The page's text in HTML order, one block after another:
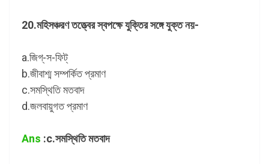
20.মহিসঞ্চরণ তত্ত্বের স্বপক্ষে যুক্তির সঙ্গে যুক্ত নয়-
a.জিগ্‌-স-ফিট্
b.জীবাশ্ম সম্পর্কিত প্রমাণ
c.সমস্থিতি মতবাদ
d.জলবায়ুগত প্রমাণ
Ans :c.সমস্থিতি মতবাদ